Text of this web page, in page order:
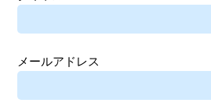
メールアドレス